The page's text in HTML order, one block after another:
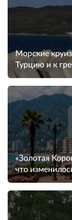
Морские
Турцию и к
«Золотая
что